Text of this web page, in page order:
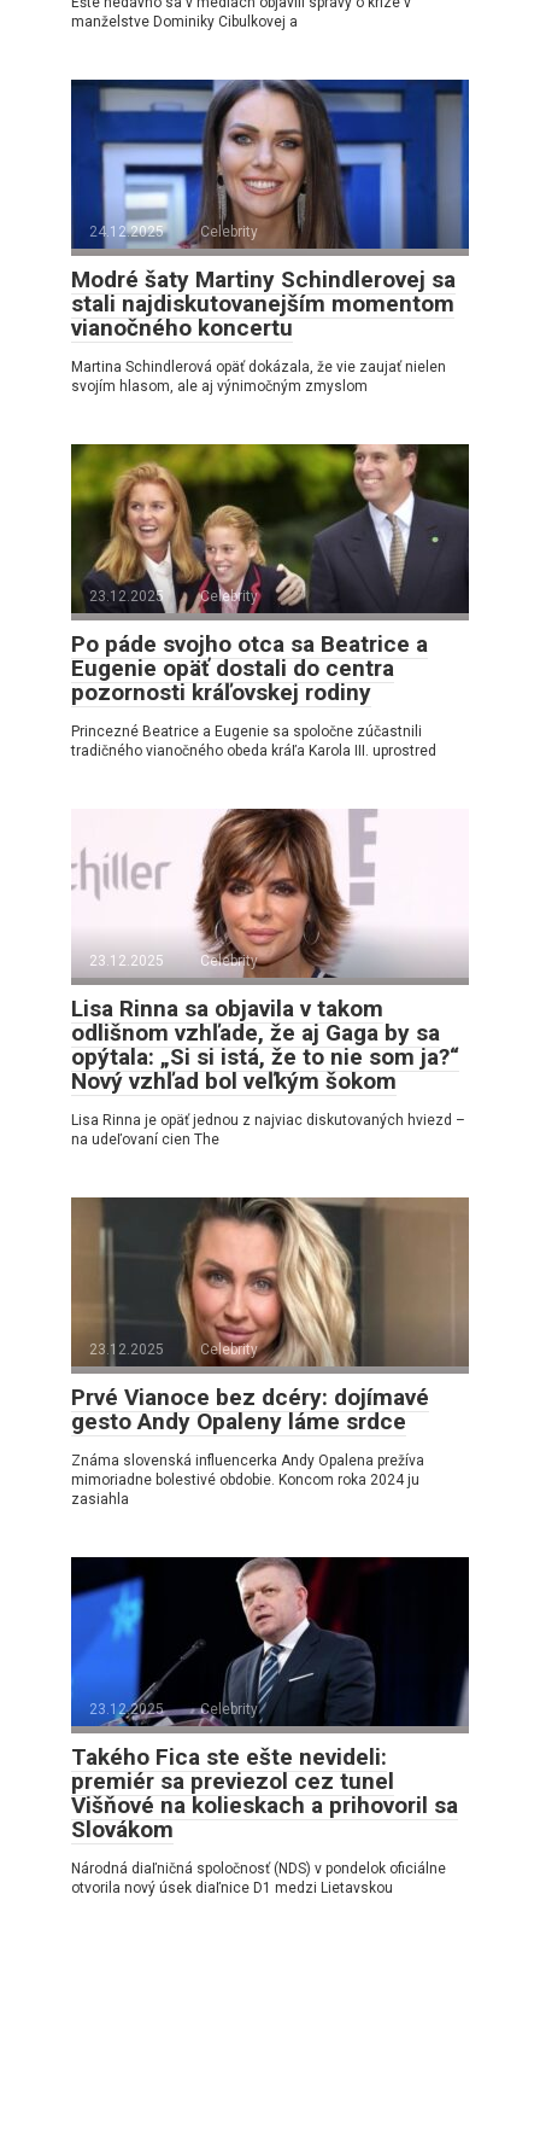
manželstve Dominiky Cibulkovej a
24.12.2025 Celebrity
Modré šaty Martiny Schindlerovej sa
stali najdiskutovanejším momentom
vianočného koncertu
Martina Schindlerová opäť dokázala, že vie zaujať nielen
svojím hlasom, ale aj výnimočným zmyslom
23.12.2025 Celebrity
Po páde svojho otca sa Beatrice a
Eugenie opäť dostali do centra
pozornosti kráľovskej rodiny
Princezné Beatrice a Eugenie sa spoločne zúčastnili
tradičného vianočného obeda kráľa Karola III. uprostred
23.12.2025 Celebrity
Lisa Rinna sa objavila v takom
odlišnom vzhľade, že aj Gaga by sa
opýtala: „Si si istá, že to nie som ja?“
Nový vzhľad bol veľkým šokom
Lisa Rinna je opäť jednou z najviac diskutovaných hviezd –
na udeľovaní cien The
23.12.2025 Celebrity
Prvé Vianoce bez dcéry: dojímavé
gesto Andy Opaleny láme srdce
Známa slovenská influencerka Andy Opalena prežíva
mimoriadne bolestivé obdobie. Koncom roka 2024 ju
zasiahla
23.12.2025 Celebrity
Takého Fica ste ešte nevideli:
premiér sa previezol cez tunel
Višňové na kolieskach a prihovoril sa
Slovákom
Národná diaľničná spoločnosť (NDS) v pondelok oficiálne
otvorila nový úsek diaľnice D1 medzi Lietavskou